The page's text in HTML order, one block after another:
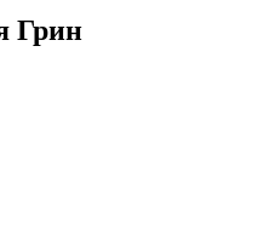
Грин